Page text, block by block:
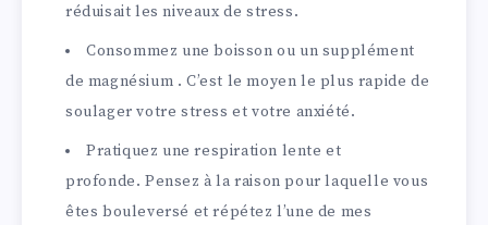
réduisait les niveaux de stress.
Consommez une boisson ou un supplément
de magnésium . C’est le moyen le plus rapide de
soulager votre stress et votre anxiété.
Pratiquez une respiration lente et
profonde. Pensez à la raison pour laquelle vous
êtes bouleversé et répétez l’une de mes